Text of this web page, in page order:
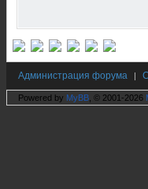
Администрация форума |
Powered by MyBB , © 2001-2026